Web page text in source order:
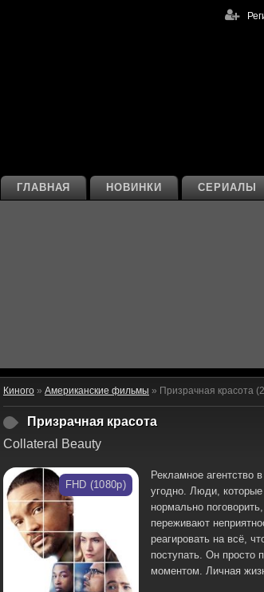
СЕРИАЛЫ
НОВИНКИ
ГЛАВНАЯ
Киного » Американские фильмы » Призрачная красота
Призрачная красота
Collateral Beauty
FHD (1080p)
Рекламное агентство
угодно. Люди, которые
нормально
переживают
реагировать на всё,
поступать. Он просто
моментом. Личная